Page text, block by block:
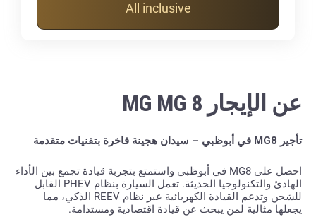
All inclusive
عن الإيجار MG MG 8
تأجير MG8 في أبوظبي – سيدان هجينة فاخرة بتقنيات متقدمة
احصل على MG8 في أبوظبي واستمتع بتجربة قيادة تجمع بين الأداء
الهادئ والتكنولوجيا الحديثة. تعمل السيارة بنظام PHEV القابل
للشحن وتدعم القيادة الكهربائية عبر نظام REEV الذكي، مما
يجعلها مثالية لمن يبحث عن قيادة اقتصادية ومستدامة.